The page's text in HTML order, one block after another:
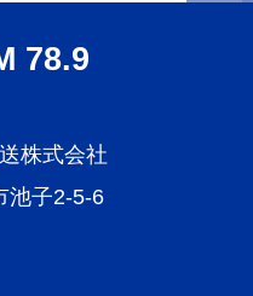
78.9
株式会社
池子2-5-6